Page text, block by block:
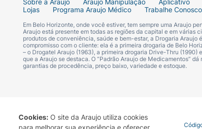
Cookies: O site da Araujo utiliza cookies
para melhorar sua experiência e oferecer
Sobre a Araujo Araujo Manipulação Aplicativo
Lojas
Programa Araujo Médico Trabalhe Conosco
Em Belo Horizonte, onde você estiver, tem sempre uma Araujo
Araujo está presente em todas as regiões da capital e em várias
produtos de conveniência, saúde e bem-estar, a Drogaria Araujo
compromisso com o cliente: ela é a primeira drogaria de Belo
– o Drogatel Araujo (1963), a primeira drogaria Drive-Thru
que a Araujo se destaca. O “Padrão Araujo de Medicamentos”
garantias de procedência, preço baixo, variedade e estoque.
Termo de Uso Portal da Privacidade Covid-19